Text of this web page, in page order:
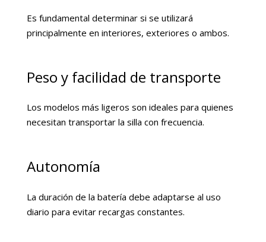
Es fundamental determinar si se utilizará
principalmente en interiores, exteriores o ambos.
Peso y facilidad de transporte
Los modelos más ligeros son ideales para quienes
necesitan transportar la silla con frecuencia.
Autonomía
La duración de la batería debe adaptarse al uso
diario para evitar recargas constantes.